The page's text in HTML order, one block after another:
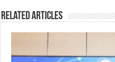
Related Articles